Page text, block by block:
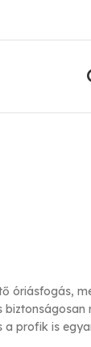
óriásfogás,
a profik is